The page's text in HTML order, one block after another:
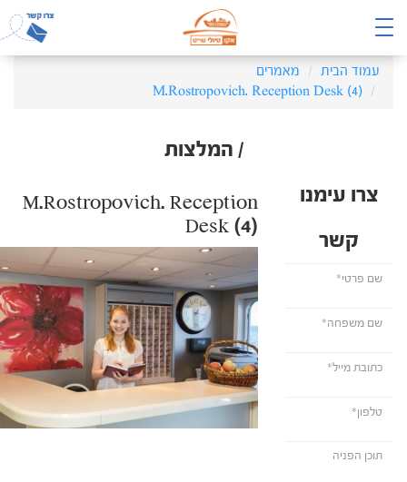
עמוד הבית
מאמרים
M.Rostropovich. Reception Desk (4)
/ המלצות
צרו עימנו
קשר
M.Rostropovich. Reception
Desk (4)